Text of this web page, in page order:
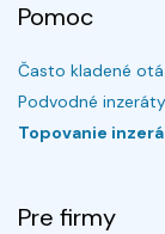
Pomoc
Často kladené
Podvodné inzeráty
Topovanie
Pre firmy